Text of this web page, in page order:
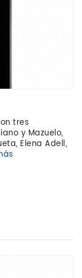
tres
y Mazuelo,
Elena Adell,